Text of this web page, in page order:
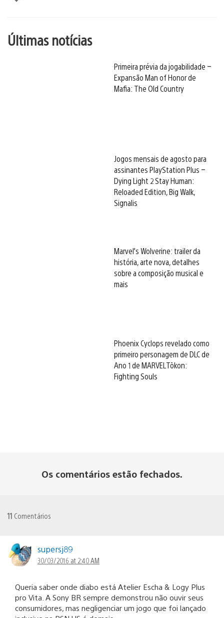
Últimas notícias
Primeira prévia da jogabilidade –
Expansão Man of Honor de
Mafia: The Old Country
Jogos mensais de agosto para
assinantes PlayStation Plus –
Dying Light 2 Stay Human:
Reloaded Edition, Big Walk,
Signalis
Marvel’s Wolverine: trailer da
história, arte nova, detalhes
sobre a composição musical e
mais
Phoenix Cyclops revelado como
primeiro personagem de DLC de
Ano 1 de MARVEL Tōkon:
Fighting Souls
Os comentários estão fechados.
11 Comentários
supersj89
30/03/2016 at 2:40 AM
Queria saber onde diabo está Atelier Escha & Logy Plus
pro Vita. A Sony BR sempre demonstrou não ouvir seus
consumidores, mas negligenciar um jogo que foi lançado